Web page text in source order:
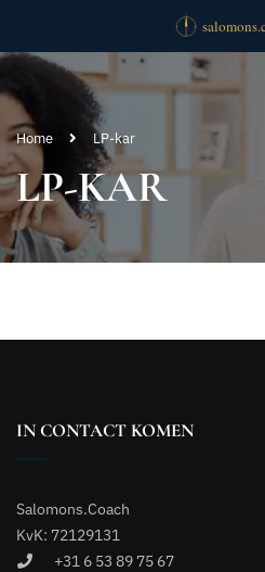
Home LP-kar
LP-KAR
IN CONTACT KOMEN
Salomons.Coach
KvK: 72129131
+31 6 53 89 75 67